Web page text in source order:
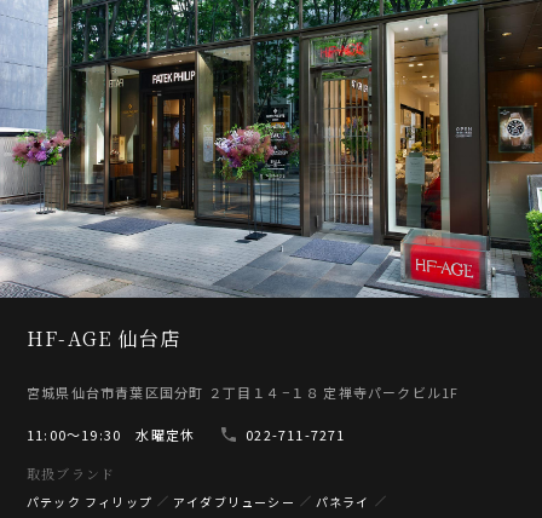
HF-AGE 仙台店
宮城県仙台市青葉区国分町 ２丁目１４−１８ 定禅寺パークビル1F
11:00〜19:30 水曜定休
022-711-7271
取扱ブランド
パテック フィリップ アイダブリューシー
パネライ